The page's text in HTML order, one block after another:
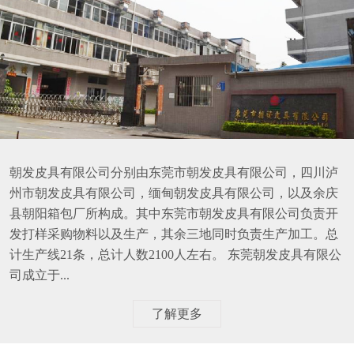
朝发皮具有限公司分别由东莞市朝发皮具有限公司，四川泸
州市朝发皮具有限公司，缅甸朝发皮具有限公司，以及余庆
县朝阳箱包厂所构成。其中东莞市朝发皮具有限公司负责开
发打样采购物料以及生产，其余三地同时负责生产加工。总
计生产线21条，总计人数2100人左右。 东莞朝发皮具有限公
司成立于...
了解更多